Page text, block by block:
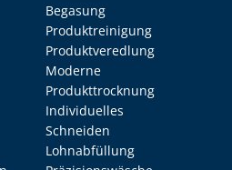
Begasung
Produktreinigung
Produktveredlung
Moderne
Produkttrocknung
Individuelles
Schneiden
Lohnabfüllung